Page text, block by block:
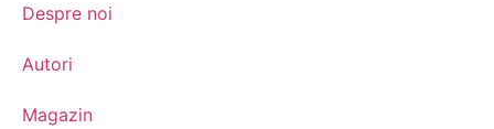
Despre noi
Autori
Magazin